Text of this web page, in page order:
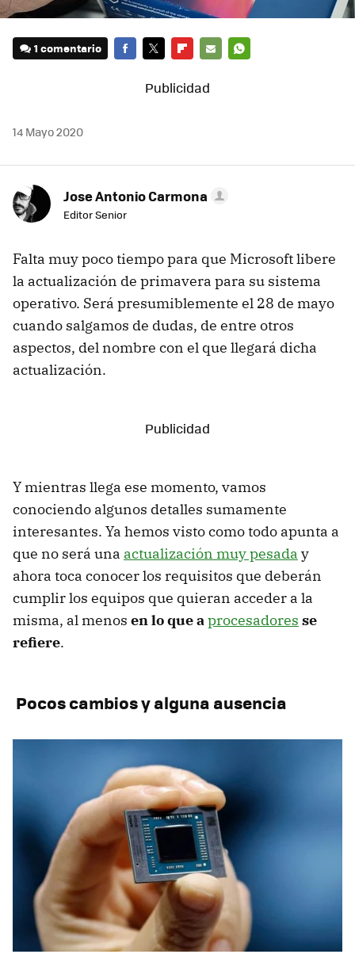
1 comentario
MAIL
14 Mayo 2020
Jose Antonio Carmona
Editor Senior
Falta muy poco tiempo para que Microsoft libere
la actualización de primavera para su sistema
operativo. Será presumiblemente el 28 de mayo
cuando salgamos de dudas, de entre otros
aspectos, del nombre con el que llegará dicha
actualización.
Y mientras llega ese momento, vamos
conociendo algunos detalles sumamente
interesantes. Ya hemos visto como todo apunta a
que no será una actualización muy pesada y
ahora toca conocer los requisitos que deberán
cumplir los equipos que quieran acceder a la
misma, al menos en lo que aprocesadores se
refiere.
Pocos cambios y alguna ausencia